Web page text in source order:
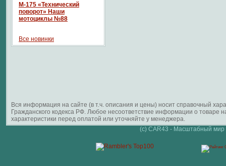
М-175 «Технический
поворот» Наши
мотоциклы №88
Все новинки
Вся информация на сайте (в т.ч. описания и цены) носит справочный
Гражданского кодекса РФ. Любое несоответствие информации о
характеристики перед оплатой или уточняйте у менеджера.
(c) CAR43 - Масштабный мир